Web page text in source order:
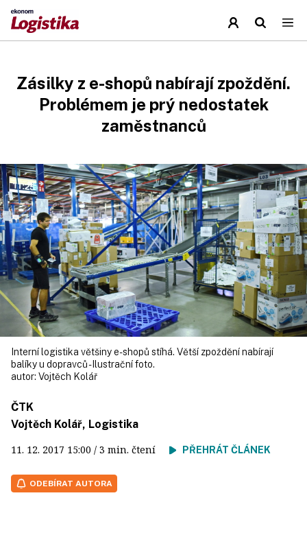
Zásilky z e-shopů nabírají zpoždění.
Problémem je prý nedostatek
zaměstnanců
Interní logistika většiny e-shopů stíhá. Větší zpoždění nabírají
balíky u dopravců - Ilustrační foto.
autor: Vojtěch Kolář
ČTK
Vojtěch Kolář, Logistika
11. 12. 2017 15:00 / 3 min. čtení PŘEHRÁT ČLÁNEK
ODEBÍRAT AUTORA